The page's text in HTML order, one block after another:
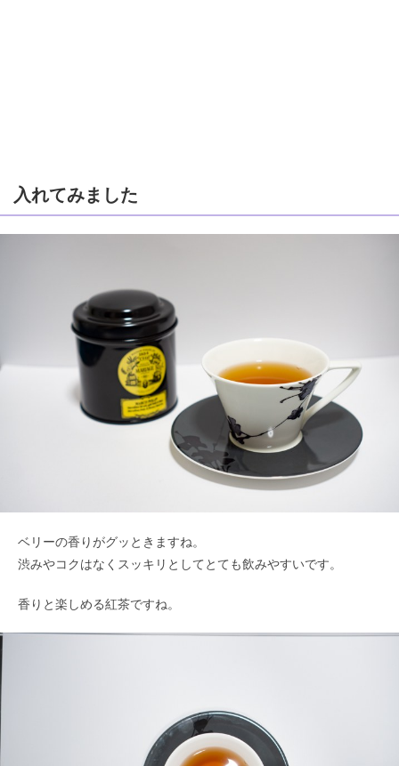
入れてみました
ベリーの香りがグッときますね。
渋みやコクはなくスッキリとしてとても飲みやすいです。
香りと楽しめる紅茶ですね。